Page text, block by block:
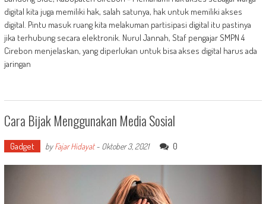
digital kita juga memiliki hak, salah satunya, hak untuk memiliki akses
digital. Pintu masuk ruang kita melakuman partisipasi digital itu pastinya
jika terhubung secara elektronik. Nurul Jannah, Staf pengajar SMPN 4
Cirebon menjelaskan, yang diperlukan untuk bisa akses digital harus ada
jaringan
Cara Bijak Menggunakan Media Sosial
Gadget byFajar Hidayat- Oktober 3, 2021 0